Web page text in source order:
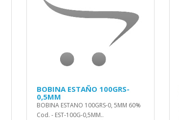
BOBINA ESTAÑO 100GRS-
0,5MM
BOBINA ESTANO 100GRS-0, 5MM 60%
Cod. - EST-100G-0,5MM..